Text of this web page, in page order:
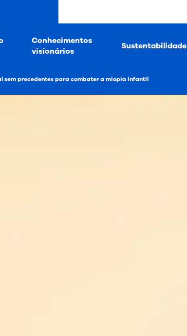
Conhecimentos
visionários
Sustentabilidade
sem precedentes para combater a miopia infantil